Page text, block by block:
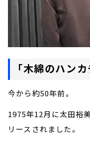
「木綿のハン
今から約50年前。
1975年12月に太田裕
リースされました。